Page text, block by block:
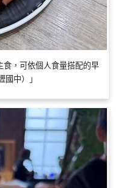
食，可依個人食量搭配的早
中）」